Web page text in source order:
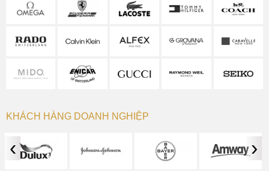
KHÁCH HÀNG DOANH NGHIỆP
‹ ›